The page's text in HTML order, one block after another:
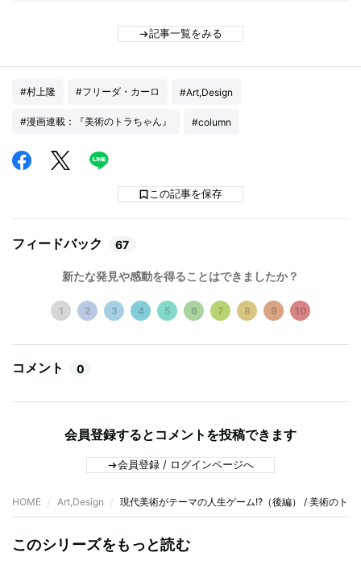
記事一覧をみる
#村上隆 #フリーダ・カーロ #Art,Design
#漫画連載：『美術のトラちゃん』 #column
この記事を保存
フィードバック 67
新たな発見や感動を得ることはできましたか？
1 2 3 4 5 6 7 8 9 10
コメント 0
会員登録するとコメントを投稿できます
会員登録 / ログインページへ
HOME Art,Design 現代美術がテーマの人生ゲーム!?（後編） / 美術のトラ
このシリーズをもっと読む